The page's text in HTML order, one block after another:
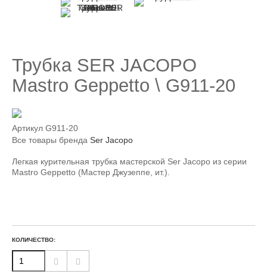
Трубка SER JACOPO
Mastro Geppetto \ G911-20
Артикул G911-20
Все товары бренда Ser Jacopo
Легкая курительная трубка мастерской Ser Jacopo из серии
Mastro Geppetto (Мастер Джузеппе, ит.).
КОЛИЧЕСТВО: